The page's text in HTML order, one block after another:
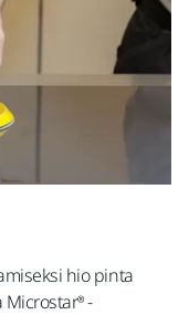
hio pinta
Microstar® -